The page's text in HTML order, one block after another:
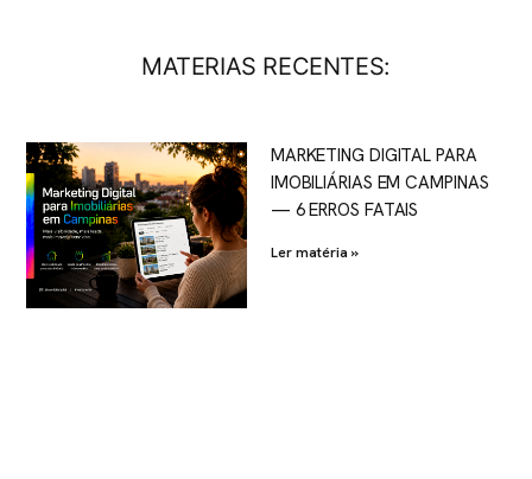
MATERIAS RECENTES:
MARKETING DIGITAL PARA
IMOBILIÁRIAS EM CAMPINAS
— 6 ERROS FATAIS
Ler matéria »